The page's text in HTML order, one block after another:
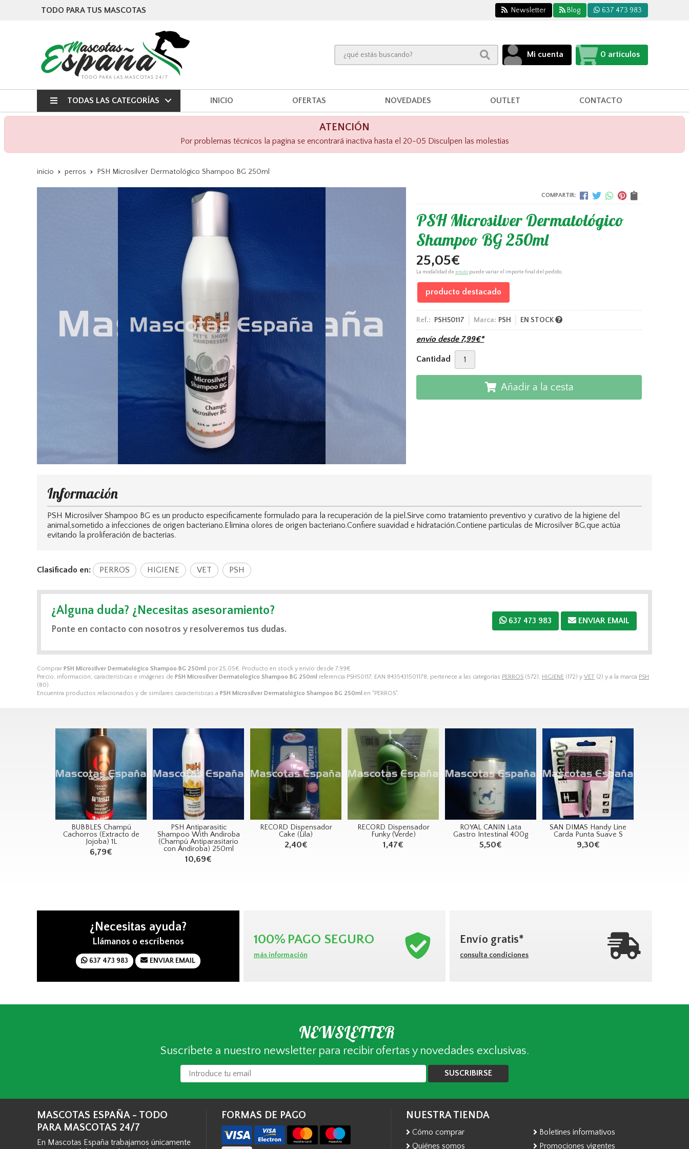
TODO PARA TUS MASCOTAS Newsletter Blog 637 473 983
Mi cuenta 0 artículos
TODAS LAS CATEGORÍAS INICIO OFERTAS NOVEDADES OUTLET CONTACTO
ATENCIÓN
Por problemas técnicos la pagina se encontrará inactiva hasta el 20-05 Disculpen las molestias
inicio perros PSH Microsilver Dermatológico Shampoo BG 250ml
COMPARTIR:
PSH Microsilver Dermatológico
Shampoo BG 250ml
25,05€
La modalidad de envío puede variar el importe final del pedido.
producto destacado
Ref.: PSH50117 Marca: PSH EN STOCK
envío desde 7,99€*
Cantidad
Añadir a la cesta
Comprar PSH Microsilver Dermatológico Shampoo BG 250ml por 25,05€. Producto en stock y envío desde 7,99€.
Precio, información, características e imágenes de PSH Microsilver Dermatológico Shampoo BG 250ml referencia PSH50117, EAN 8435431501178, pertenece a las categorías PERROS (572), HIGIENE (172) y VET (2) y a la marca PSH
(80).
Encuentra productos relacionados y de similares características a PSH Microsilver Dermatológico Shampoo BG 250ml en "PERROS".
Información
PSH Microsilver Shampoo BG es un producto especificamente formulado para la recuperación de la piel.Sirve como tratamiento preventivo y curativo de la higiene del
animal,sometido a infecciones de origen bacteriano.Elimina olores de origen bacteriano.Confiere suavidad e hidratación.Contiene particulas de Microsilver BG,que actúa
evitando la proliferación de bacterias.
Clasificado en: PERROS HIGIENE VET PSH
¿Alguna duda? ¿Necesitas asesoramiento?
Ponte en contacto con nosotros y resolveremos tus dudas.
637 473 983 ENVIAR EMAIL
BUBBLES Champú
Cachorros (Extracto de
Jojoba) 1L
6,79€
PSH Antiparasitic
Shampoo With Andiroba
(Champú Antiparasitario
con Andiroba) 250ml
10,69€
RECORD Dispensador
Cake (Lila)
2,40€
RECORD Dispensador
Funky (Verde)
1,47€
ROYAL CANIN Lata
Gastro Intestinal 400g
5,50€
SAN DIMAS Handy Line
Carda Punta Suave S
9,30€
¿Necesitas ayuda?
Llámanos o escríbenos
637 473 983 ENVIAR EMAIL
100% PAGO SEGURO
más información
Envío gratis*
consulta condiciones
NEWSLETTER
Suscríbete a nuestro newsletter para recibir ofertas y novedades exclusivas.
SUSCRIBIRSE
MASCOTAS ESPAÑA - TODO
PARA MASCOTAS 24/7
En Mascotas España trabajamos únicamente
FORMAS DE PAGO NUESTRA TIENDA
Cómo comprar
Quiénes somos
Boletines informativos
Promociones vigentes